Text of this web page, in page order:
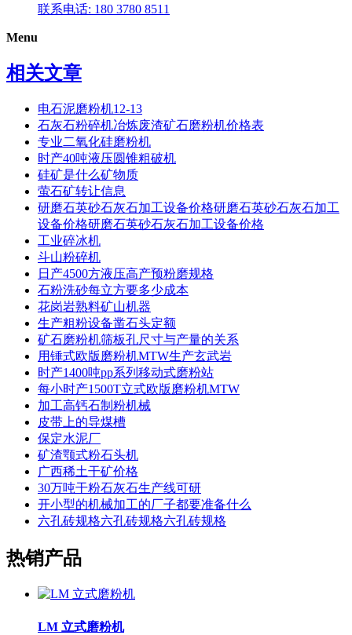
联系电话: 180 3780 8511
Menu
相关文章
电石泥磨粉机12-13
石灰石粉碎机冶炼废渣矿石磨粉机价格表
专业二氧化硅磨粉机
时产40吨液压圆锥粗破机
硅矿是什么矿物质
萤石矿转让信息
研磨石英砂石灰石加工设备价格研磨石英砂石灰石加工
设备价格研磨石英砂石灰石加工设备价格
工业碎冰机
斗山粉碎机
日产4500方液压高产预粉磨规格
石粉洗砂每立方要多少成本
花岗岩熟料矿山机器
生产粗粉设备凿石头定额
矿石磨粉机筛板孔尺寸与产量的关系
用锤式欧版磨粉机MTW生产玄武岩
时产1400吨pp系列移动式磨粉站
每小时产1500T立式欧版磨粉机MTW
加工高钙石制粉机械
皮带上的导煤槽
保定水泥厂
矿渣颚式粉石头机
广西稀土干矿价格
30万吨干粉石灰石生产线可研
开小型的机械加工的厂子都要准备什么
六孔砖规格六孔砖规格六孔砖规格
热销产品
LM 立式磨粉机